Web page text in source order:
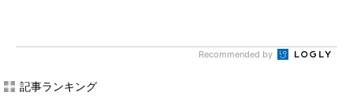
Recommended by
記事ランキング